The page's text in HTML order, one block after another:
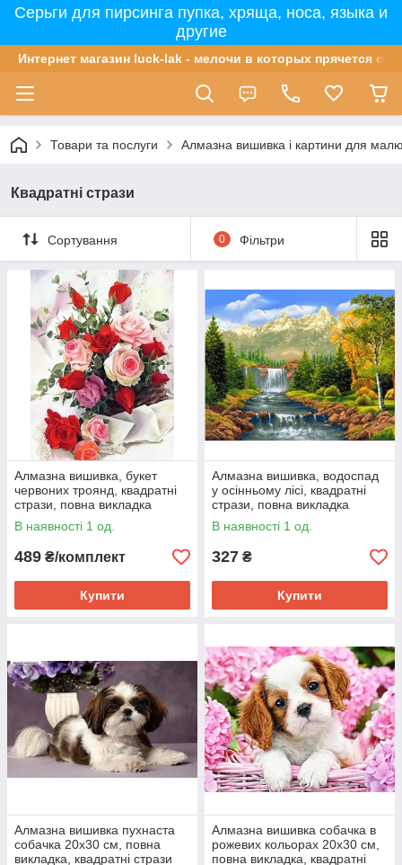
Серьги для пирсинга пупка, хряща, носа, языка и
другие
Интернет магазин luck-lak - мелочи в которых прячется
Товари та послуги Алмазна вишивка і картини для
Квадратні стрази
Сортування 0 Фільтри
Алмазна вишивка, букет
червоних троянд, квадратні
стрази, повна викладка
30*40, БЕЗ ПОДРАМНИКА
Huacan
В наявності 1 од.
489 ₴/комплект
Купити
Алмазна вишивка, водоспад
у осінньому лісі, квадратні
стрази, повна викладка
Huacan
В наявності 1 од.
327 ₴
Купити
Алмазна вишивка пухнаста
собачка 20х30 см, повна
викладка, квадратні стрази
Алмазна вишивка собачка в
рожевих кольорах 20х30 см,
повна викладка, квадратні